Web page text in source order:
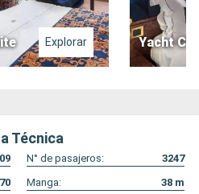
Explorar Yacht
Técnica
N° de pasajeros:
3247
Manga: 38 m